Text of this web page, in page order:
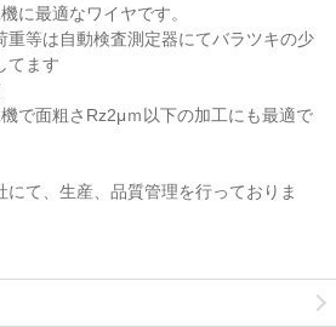
に最適なワイヤです。
等は自動検査測定器にてバラツキの少
てます
で面粗さRz2μｍ以下の加工にも最適で
て、生産、品質管理を行っておりま